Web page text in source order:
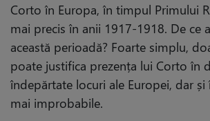
Corto în Europa, în timpul Primului
mai precis în anii 1917-1918. De ce
această perioadă? Foarte simplu,
poate justifica prezența lui Corto în
îndepărtate locuri ale Europei, dar și
mai improbabile.